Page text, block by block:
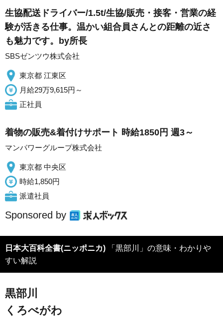
生協配送ドライバー/1.5t/生協/販売・接客・営業の経
験が活きる仕事。温かい組合員さんとの距離の近さ
も魅力です。by所長
SBSゼンツウ株式会社
東京都 江東区
月給29万9,615円～
正社員
着物の販売&着付けサポート 時給1850円 週3～
マンパワーグループ株式会社
東京都 中央区
時給1,850円
派遣社員
Sponsored by
日本大百科全書(ニッポニカ)
すい解説
黒部川
くろべがわ